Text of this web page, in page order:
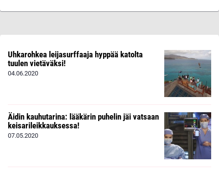
Uhkarohkea leijasurffaaja hyppää katolta
tuulen vietäväksi!
04.06.2020
Äidin kauhutarina: lääkärin puhelin jäi vatsaan
keisarileikkauksessa!
07.05.2020